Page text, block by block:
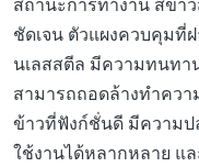
สถานะการทำงาน สีขาว
ชัดเจน ตัวแผงควบคุมที่
นเลสสตีล มีความทนทา
สามารถถอดล้างทำคว
ข้าวที่ฟังก์ชั่นดี มีความป
ใช้งานได้หลากหลาย แ